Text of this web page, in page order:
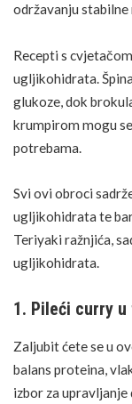
održavanju
Recepti s
ugljikohidrata.
glukoze, dok
krumpirom mogu
potrebama.
Svi ovi obroci
ugljikohidrata te
Teriyaki ražnjića,
ugljikohidrata.
1. Pileći curry u
Zaljubit ćete se u
balans proteina,
izbor za